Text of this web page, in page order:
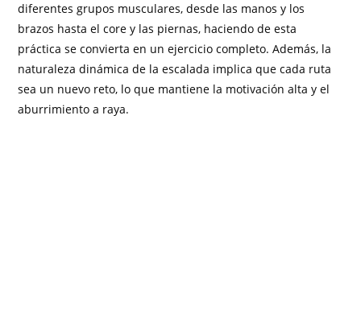
diferentes grupos musculares, desde las manos y los
brazos hasta el core y las piernas, haciendo de esta
práctica se convierta en un ejercicio completo. Además, la
naturaleza dinámica de la escalada implica que cada ruta
sea un nuevo reto, lo que mantiene la motivación alta y el
aburrimiento a raya.